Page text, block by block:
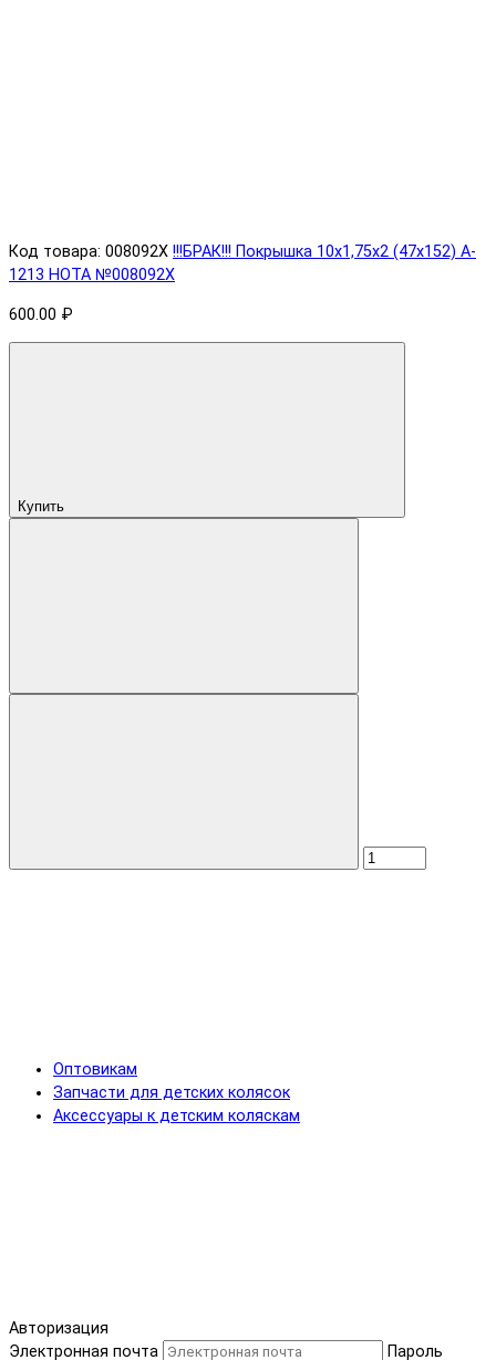
Код товара: 008092X !!!БРАК!!! Покрышка 10х1,75х2 (47x152) A-
1213 HOTA №008092X
600.00 ₽
Купить
Оптовикам
Запчасти для детских колясок
Аксессуары к детским коляскам
Авторизация
Электронная почта
Пароль